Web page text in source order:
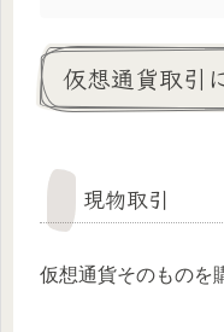
仮想通貨取引
現物取引
仮想通貨そのものを